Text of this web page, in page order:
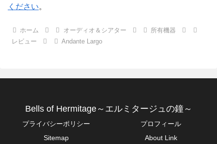
ください。
ホーム オーディオ＆シアター
所有機器
レビュー
Andante Largo
Bells of Hermitage～エルミタージュの鐘～
プライバシーポリシー
プロフィール
Sitemap
About Link